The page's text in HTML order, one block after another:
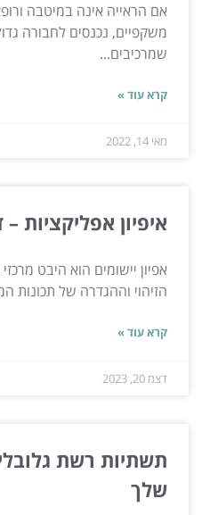
אם הראייה אינה במיטבה
משקפיים, נכנסים לחבורה
שמרכיבים...
קרא עוד »
מאי 14, 2022
איפיון אפליקציות
אפיון יישומים הוא היבט
הזיהוי וההגדרה של תכונות
קרא עוד »
דצמ 20, 2023
תשתיות רשת
שלך